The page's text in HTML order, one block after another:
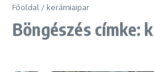
Főoldal / kerámiaipar
Böngészés címke: